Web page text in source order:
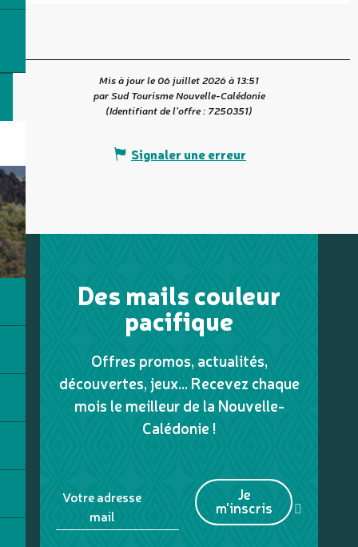
Mis à jour le 06 juillet 2026 à 13:51
par Sud Tourisme Nouvelle-Calédonie
(Identifiant de l'offre : 7250351)
Signaler une erreur
Des mails couleur
pacifique
Offres promos, actualités,
découvertes, jeux... Recevez chaque
mois le meilleur de la Nouvelle-
Calédonie !
Votre adresse
mail
Je
m'inscris